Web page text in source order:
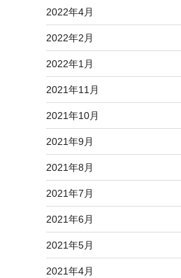
2022年4月
2022年2月
2022年1月
2021年11月
2021年10月
2021年9月
2021年8月
2021年7月
2021年6月
2021年5月
2021年4月